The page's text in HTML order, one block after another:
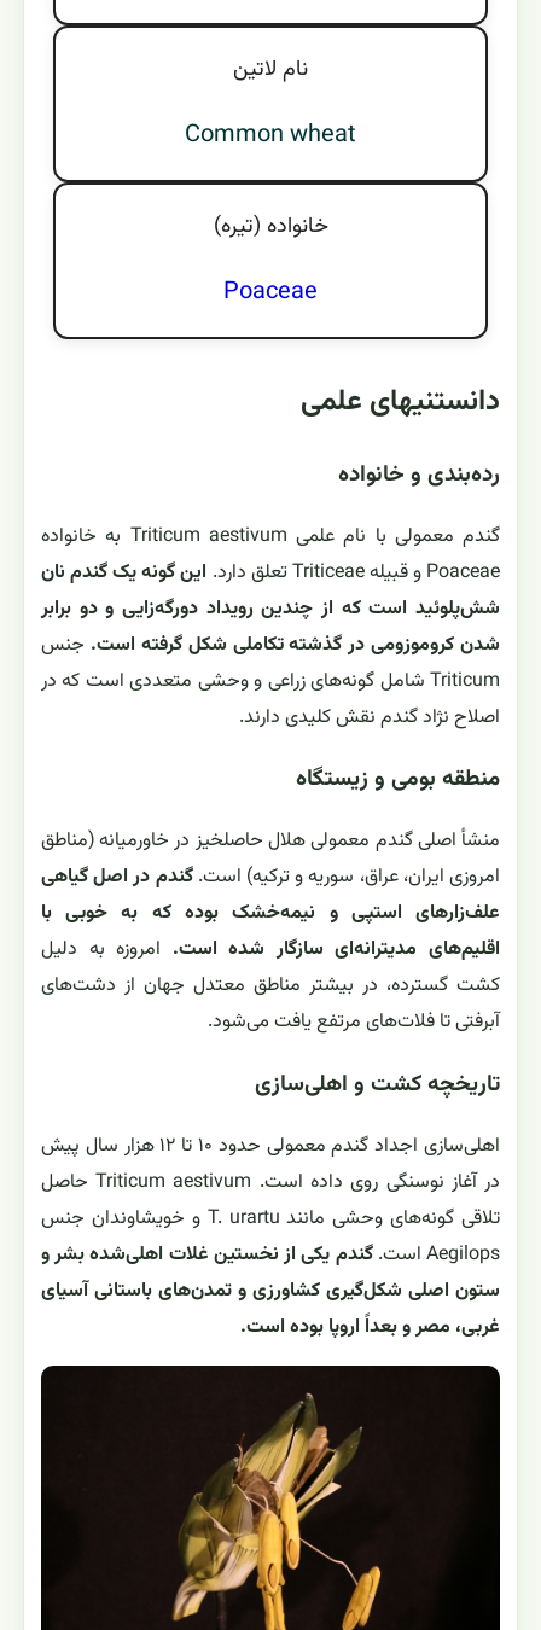
نام لاتين
Common wheat
خانواده (تيره)
Poaceae
دانستنیهای علمی
رده‌بندی و خانواده
گندم معمولی با نام علمی Triticum aestivum به خانواده
Poaceae و قبیله Triticeae تعلق دارد.
این گونه یک گندم نان
شش‌پلوئید است که از چندین رویداد دورگه‌زایی و دو برابر
شدن کروموزومی در گذشته تکاملی شکل گرفته است. جنس
Triticum شامل گونه‌های زراعی و وحشی متعددی است که در
اصلاح نژاد گندم نقش کلیدی دارند.
منطقه بومی و زیستگاه
منشأ اصلی گندم معمولی هلال حاصلخیز در خاورمیانه (مناطق
امروزی ایران، عراق، سوریه و ترکیه) است.گندم در اصل گیاهی
علف‌زارهای استپی و نیمه‌خشک بوده که به خوبی با
اقلیم‌های مدیترانه‌ای سازگار شده است. امروزه به دلیل
کشت گسترده، در بیشتر مناطق معتدل جهان از دشت‌های
آبرفتی تا فلات‌های مرتفع یافت می‌شود.
تاریخچه کشت و اهلی‌سازی
اهلی‌سازی اجداد گندم معمولی حدود ۱۰ تا ۱۲ هزار سال پیش
در آغاز نوسنگی روی داده است. Triticum aestivum حاصل
تلاقی گونه‌های وحشی مانند T. urartu و خویشاوندان جنس
Aegilops است.
گندم یکی از نخستین غلات اهلی‌شده بشر و
ستون اصلی شکل‌گیری کشاورزی و تمدن‌های باستانی آسیای
غربی، مصر و بعداً اروپا بوده است.